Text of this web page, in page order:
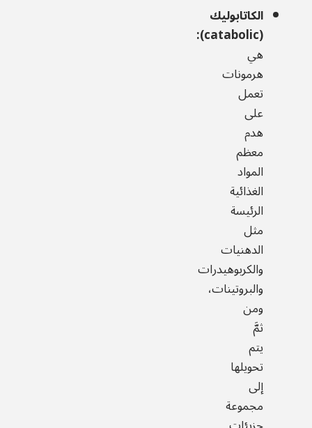
الكاتابوليك
(catabolic):
هي
هرمونات
تعمل
على
هدم
معظم
المواد
الغذائية
الرئيسة
مثل
الدهنيات
والكربوهيدرات
والبروتينات،
ومن
ثمَّ
يتم
تحويلها
إلى
مجموعة